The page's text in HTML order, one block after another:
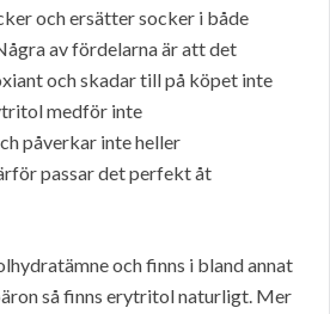
och ersätter socker i både
av fördelarna är att det
och skadar till på köpet inte
medför inte
påverkar inte heller
passar det perfekt åt
och finns i bland annat
så finns erytritol naturligt. Mer